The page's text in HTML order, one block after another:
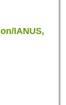
IANUS,